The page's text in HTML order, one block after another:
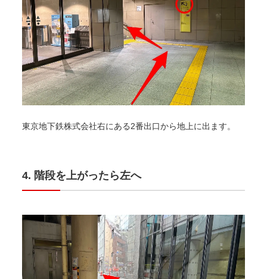
東京地下鉄株式会社右にある2番出口から地上に出ます。
階段を上がったら左へ